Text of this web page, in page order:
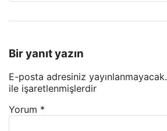
Bir yanıt yazın
E-posta adresiniz yayınlanmayacak.
ile işaretlenmişlerdir
Yorum *